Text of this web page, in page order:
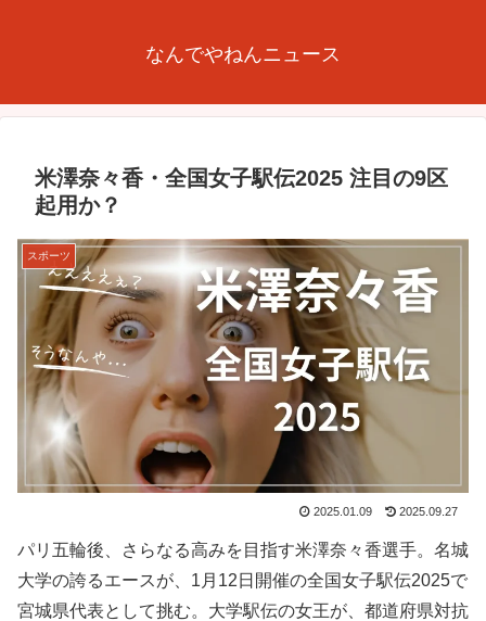
なんでやねんニュース
米澤奈々香・全国女子駅伝2025 注目の9区
起用か？
スポーツ
2025.01.09 2025.09.27
パリ五輪後、さらなる高みを目指す米澤奈々香選手。名城
大学の誇るエースが、1月12日開催の全国女子駅伝2025で
宮城県代表として挑む。大学駅伝の女王が、都道府県対抗